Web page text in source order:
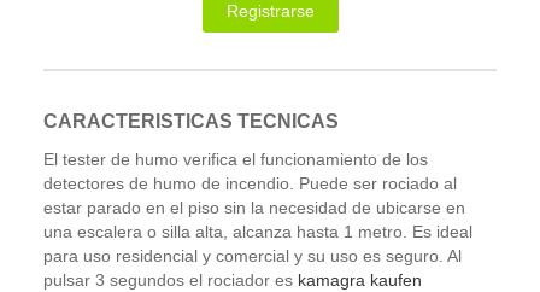
Registrarse
CARACTERISTICAS TECNICAS
El tester de humo verifica el funcionamiento de los
detectores de humo de incendio. Puede ser rociado al
estar parado en el piso sin la necesidad de ubicarse en
una escalera o silla alta, alcanza hasta 1 metro. Es ideal
para uso residencial y comercial y su uso es seguro. Al
pulsar 3 segundos el rociador es kamagra kaufen